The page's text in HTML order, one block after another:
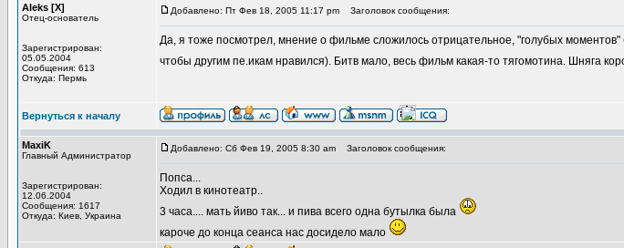
Aleks [X]
Отец-основатель
Зарегистрирован:
05.05.2004
Сообщения: 613
Откуда: Пермь
Добавлено: Пт Фев 18, 2005 11:17 pm Заголовок сообщения:
Да, я тоже посмотрел, мнение о фильме сложилось отрицательное, "голубых
чтобы другим пе.икам нравился). Битв мало, весь фильм какая-то тягомотина. Шняга
Вернуться к началу
MaxiK
Главный Администратор
Зарегистрирован:
12.06.2004
Сообщения: 1617
Откуда: Киев, Украина
Добавлено: Сб Фев 19, 2005 8:30 am Заголовок сообщения:
Попса...
Ходил в кинотеатр..
3 часа.... мать йиво так... и пива всего одна бутылка была
кароче до конца сеанса нас досидело мало